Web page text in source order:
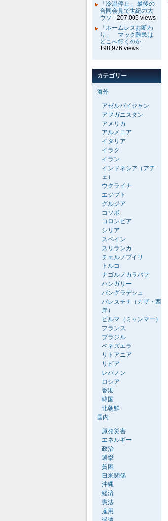
「冷温停止」 最後の
合同会見で世紀の大
ウソ - 207,005 views
「ホームレスお断わ
り」 マック難民は
どこへ行くのか -
198,976 views
カテゴリー
海外
アゼルバイジャン
アフガニスタン
アメリカ
アルメニア
イタリア
イラク
イラン
インドネシア（アチ
ェ）
ウクライナ
エジプト
グルジア
コソボ
コロンビア
シリア
スペイン
スリランカ
チェルノブイリ
トルコ
ナゴルノカラバフ
ハンガリー
バングラデシュ
パレスチナ（ガザ・西
岸）
ビルマ（ミャンマー）
フランス
ブラジル
ベネズエラ
リトアニア
リビア
レバノン
ロシア
香港
韓国
北朝鮮
国内
原発災害
エネルギー
政治
選挙
貧困
日米関係
沖縄
経済
憲法
雇用